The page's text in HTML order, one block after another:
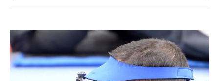
חדר חדשות
המלצות